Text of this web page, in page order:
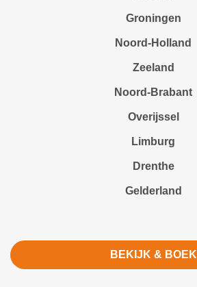
Groningen
Noord-Holland
Zeeland
Noord-Brabant
Overijssel
Limburg
Drenthe
Gelderland
BEKIJK & BOEK